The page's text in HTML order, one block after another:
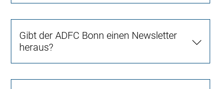
Gibt der ADFC Bonn einen Newsletter
heraus?